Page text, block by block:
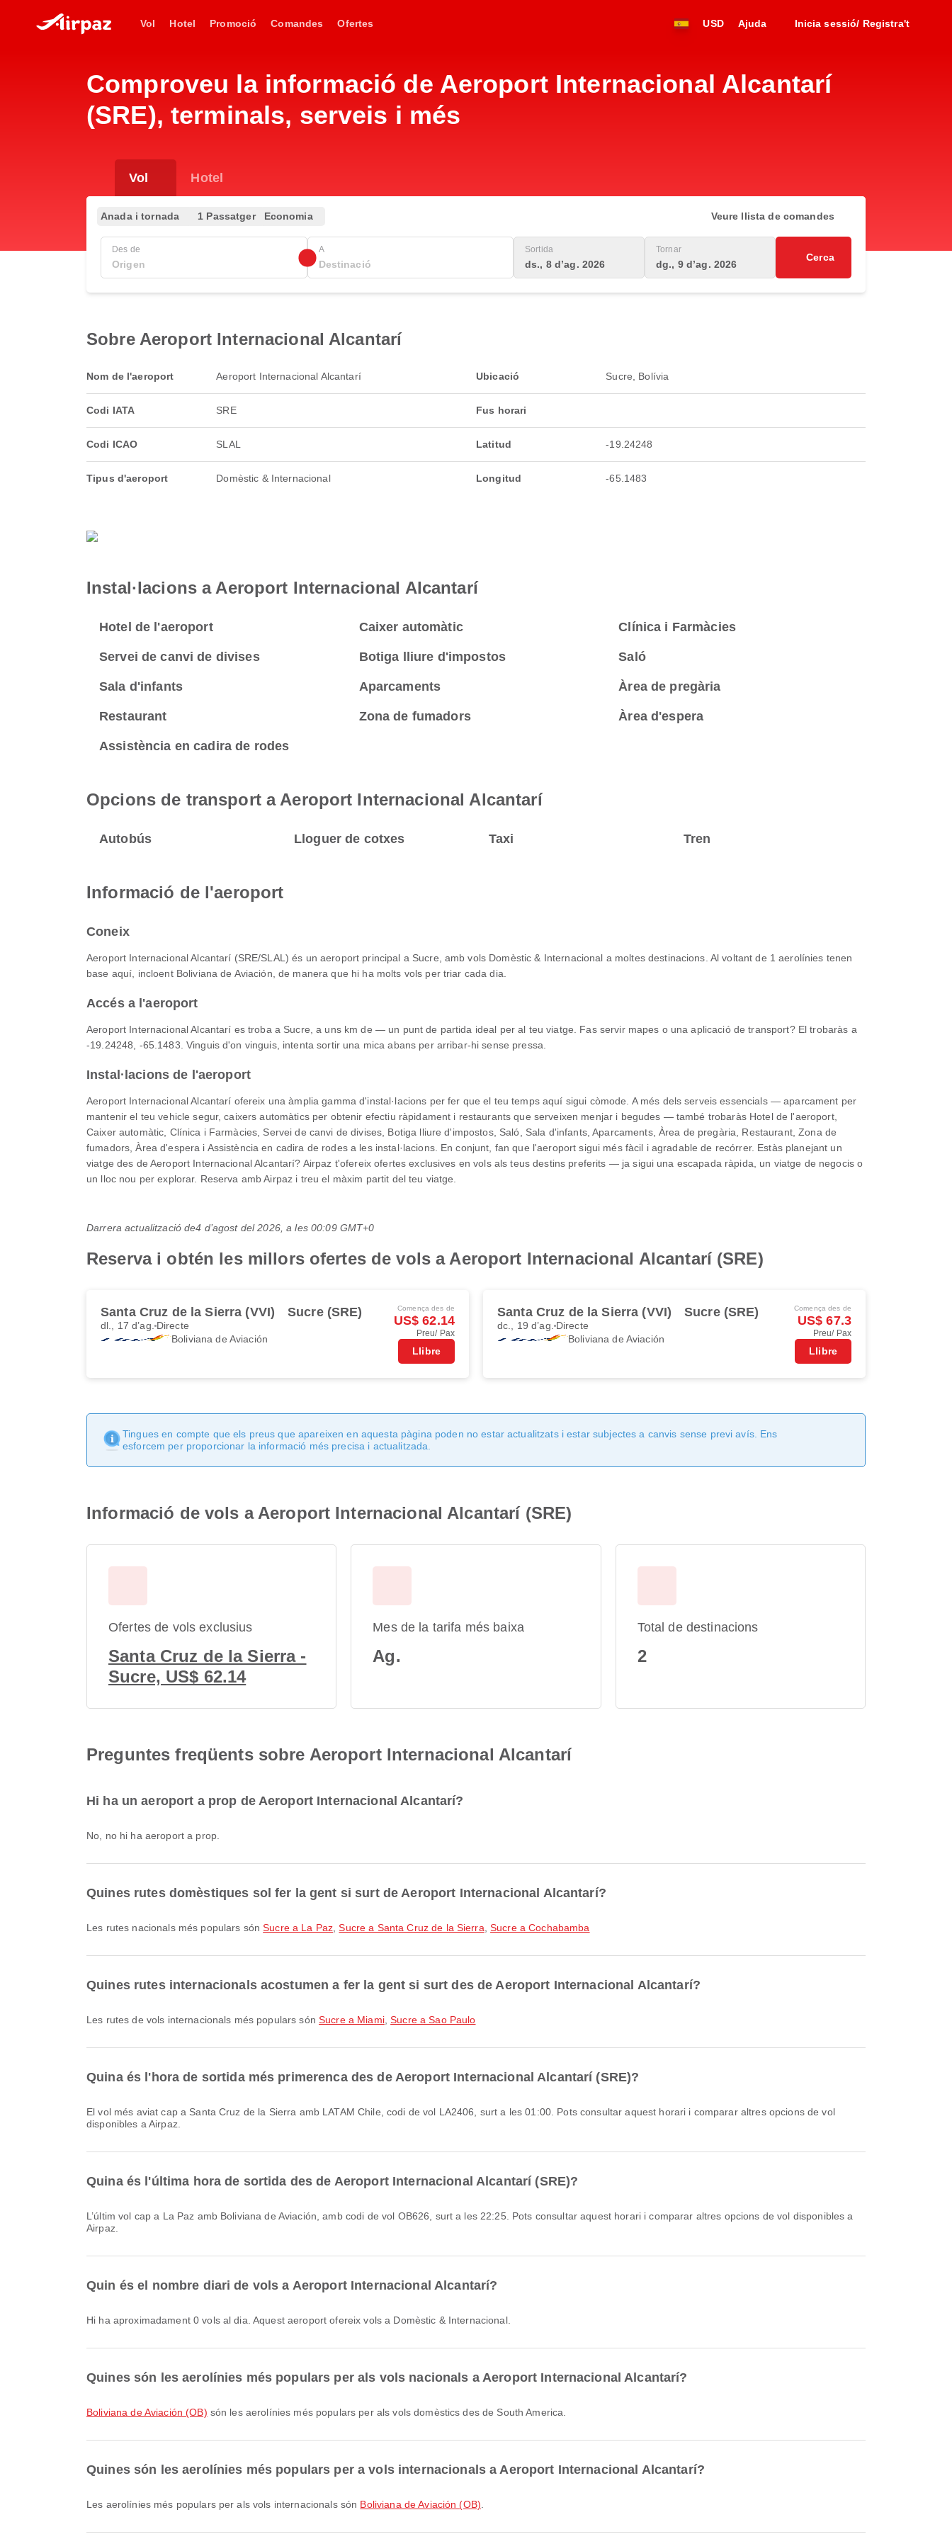
Vol Hotel Promoció Comandes Ofertes USD Ajuda Inicia sessió/ Registra't
Comproveu la informació de Aeroport Internacional Alcantarí
(SRE), terminals, serveis i més
Vol Hotel
Anada i tornada 1 Passatger Economia Veure llista de comandes
Des de A Sortida
ds., 8 d’ag. 2026
Tornar
dg., 9 d’ag. 2026
Cerca
Sobre Aeroport Internacional Alcantarí
Nom de l'aeroport Aeroport Internacional Alcantarí
Codi IATA SRE
Codi ICAO SLAL
Tipus d'aeroport Domèstic & Internacional
Ubicació Sucre, Bolívia
Fus horari
Latitud -19.24248
Longitud -65.1483
Instal·lacions a Aeroport Internacional Alcantarí
Hotel de l'aeroport Caixer automàtic Clínica i Farmàcies
Servei de canvi de divises Botiga lliure d'impostos Saló
Sala d'infants Aparcaments Àrea de pregària
Restaurant Zona de fumadors Àrea d'espera
Assistència en cadira de rodes
Opcions de transport a Aeroport Internacional Alcantarí
Autobús Lloguer de cotxes Taxi Tren
Informació de l'aeroport
Coneix
Aeroport Internacional Alcantarí (SRE/SLAL) és un aeroport principal a Sucre, amb vols Domèstic & Internacional a moltes destinacions. Al voltant de 1 aerolínies tenen
base aquí, incloent Boliviana de Aviación, de manera que hi ha molts vols per triar cada dia.
Accés a l'aeroport
Aeroport Internacional Alcantarí es troba a Sucre, a uns km de — un punt de partida ideal per al teu viatge. Fas servir mapes o una aplicació de transport? El trobaràs a
-19.24248, -65.1483. Vinguis d'on vinguis, intenta sortir una mica abans per arribar-hi sense pressa.
Instal·lacions de l'aeroport
Aeroport Internacional Alcantarí ofereix una àmplia gamma d'instal·lacions per fer que el teu temps aquí sigui còmode. A més dels serveis essencials — aparcament per
mantenir el teu vehicle segur, caixers automàtics per obtenir efectiu ràpidament i restaurants que serveixen menjar i begudes — també trobaràs Hotel de l'aeroport,
Caixer automàtic, Clínica i Farmàcies, Servei de canvi de divises, Botiga lliure d'impostos, Saló, Sala d'infants, Aparcaments, Àrea de pregària, Restaurant, Zona de
fumadors, Àrea d'espera i Assistència en cadira de rodes a les instal·lacions. En conjunt, fan que l'aeroport sigui més fàcil i agradable de recórrer. Estàs planejant un
viatge des de Aeroport Internacional Alcantarí? Airpaz t'ofereix ofertes exclusives en vols als teus destins preferits — ja sigui una escapada ràpida, un viatge de negocis o
un lloc nou per explorar. Reserva amb Airpaz i treu el màxim partit del teu viatge.
Darrera actualització de4 d’agost del 2026, a les 00:09 GMT+0
Reserva i obtén les millors ofertes de vols a Aeroport Internacional Alcantarí (SRE)
Santa Cruz de la Sierra (VVI) Sucre (SRE)
dl., 17 d’ag. Directe
Boliviana de Aviación
Comença des de
US$ 62.14
Preu/ Pax
Llibre
Santa Cruz de la Sierra (VVI) Sucre (SRE)
dc., 19 d’ag. Directe
Boliviana de Aviación
Comença des de
US$ 67.3
Preu/ Pax
Llibre
Tingues en compte que els preus que apareixen en aquesta pàgina poden no estar actualitzats i estar subjectes a canvis sense previ avís. Ens
esforcem per proporcionar la informació més precisa i actualitzada.
Informació de vols a Aeroport Internacional Alcantarí (SRE)
Ofertes de vols exclusius
Santa Cruz de la Sierra -
Sucre, US$ 62.14
Mes de la tarifa més baixa
Ag.
Total de destinacions
2
Preguntes freqüents sobre Aeroport Internacional Alcantarí
Hi ha un aeroport a prop de Aeroport Internacional Alcantarí?
No, no hi ha aeroport a prop.
Quines rutes domèstiques sol fer la gent si surt de Aeroport Internacional Alcantarí?
Les rutes nacionals més populars sónSucre a La Paz ,Sucre a Santa Cruz de la Sierra ,Sucre a Cochabamba
Quines rutes internacionals acostumen a fer la gent si surt des de Aeroport Internacional Alcantarí?
Les rutes de vols internacionals més populars sónSucre a Miami,Sucre a Sao Paulo
Quina és l'hora de sortida més primerenca des de Aeroport Internacional Alcantarí (SRE)?
El vol més aviat cap a Santa Cruz de la Sierra amb LATAM Chile, codi de vol LA2406, surt a les 01:00. Pots consultar aquest horari i comparar altres opcions de vol
disponibles a Airpaz.
Quina és l'última hora de sortida des de Aeroport Internacional Alcantarí (SRE)?
L’últim vol cap a La Paz amb Boliviana de Aviación, amb codi de vol OB626, surt a les 22:25. Pots consultar aquest horari i comparar altres opcions de vol disponibles a
Airpaz.
Quin és el nombre diari de vols a Aeroport Internacional Alcantarí?
Hi ha aproximadament 0 vols al dia. Aquest aeroport ofereix vols a Domèstic & Internacional.
Quines són les aerolínies més populars per als vols nacionals a Aeroport Internacional Alcantarí?
Boliviana de Aviación (OB) són les aerolínies més populars per als vols domèstics des de South America.
Quines són les aerolínies més populars per a vols internacionals a Aeroport Internacional Alcantarí?
Les aerolínies més populars per als vols internacionals són Boliviana de Aviación (OB)